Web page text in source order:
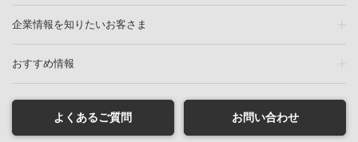
企業情報を知りたいお客さま
おすすめ情報
よくあるご質問 お問い合わせ